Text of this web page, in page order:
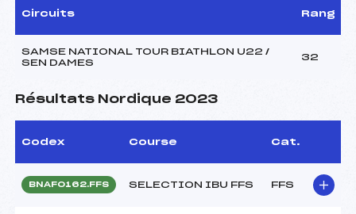
Circuits Rang
SAMSE NATIONAL TOUR BIATHLON U22 /
SEN DAMES
32
Résultats Nordique 2023
Codex Course Cat.
BNAF0162.FFS SELECTION IBU FFS FFS